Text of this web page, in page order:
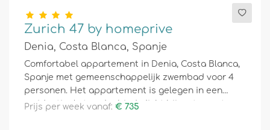
Zurich 47 by homeprive
Denia, Costa Blanca, Spanje
Comfortabel appartement in Denia, Costa Blanca,
Spanje met gemeenschappelijk zwembad voor 4
personen. Het appartement is gelegen in een
residentieel strandgebied, dicht bij restaurants,
Prijs per week vanaf: € 735